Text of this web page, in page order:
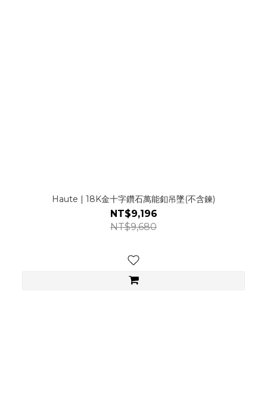
Haute | 18K金十字鑽石萬能釦吊墜(不含鍊)
NT$9,196
NT$9,680